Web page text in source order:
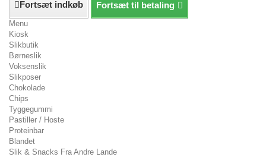
Fortsæt indkøb Fortsæt til betaling
Menu
Kiosk
Slikbutik
Børneslik
Voksenslik
Slikposer
Chokolade
Chips
Tyggegummi
Pastiller / Hoste
Proteinbar
Blandet
Slik & Snacks Fra Andre Lande